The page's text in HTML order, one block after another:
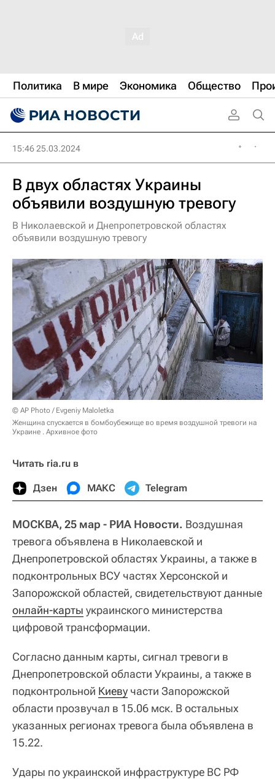
Политика В мире Экономика Общество
15:46 25.03.2024
В двух областях Украины
объявили воздушную тревогу
В Николаевской и Днепропетровской областях
объявили воздушную тревогу
© AP Photo / Evgeniy Maloletka
Женщина спускается в бомбоубежище во время воздушной тревоги на
Украине . Архивное фото
Читать ria.ru в
Дзен МАКС Telegram
МОСКВА, 25 мар - РИА Новости. Воздушная
тревога объявлена в Николаевской и
Днепропетровской областях Украины, а также в
подконтрольных ВСУ частях Херсонской и
Запорожской областей, свидетельствуют данные
онлайн-карты украинского министерства
цифровой трансформации.
Согласно данным карты, сигнал тревоги в
Днепропетровской области Украины, а также в
подконтрольной Киеву части Запорожской
области прозвучал в 15.06 мск. В остальных
указанных регионах тревога была объявлена в
15.22.
Удары по украинской инфраструктуре ВС РФ